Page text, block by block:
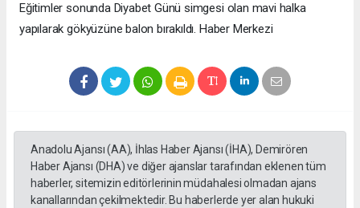
Eğitimler sonunda Diyabet Günü simgesi olan mavi halka
yapılarak gökyüzüne balon bırakıldı. Haber Merkezi
Anadolu Ajansı (AA), İhlas Haber Ajansı (İHA), Demirören
Haber Ajansı (DHA) ve diğer ajanslar tarafından eklenen tüm
haberler, sitemizin editörlerinin müdahalesi olmadan ajans
kanallarından çekilmektedir. Bu haberlerde yer alan hukuki